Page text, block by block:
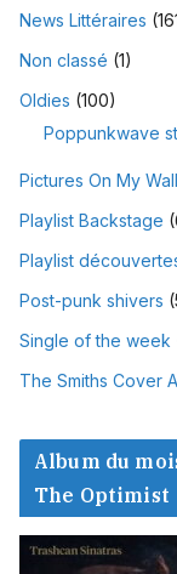
News Littéraires
Non classé (1)
Oldies (100)
Poppunkwave
Pictures On My Wall
Playlist Backstage
Playlist
Post-punk shivers
Single of the week
The Smiths Cover
Album du
The Optimist